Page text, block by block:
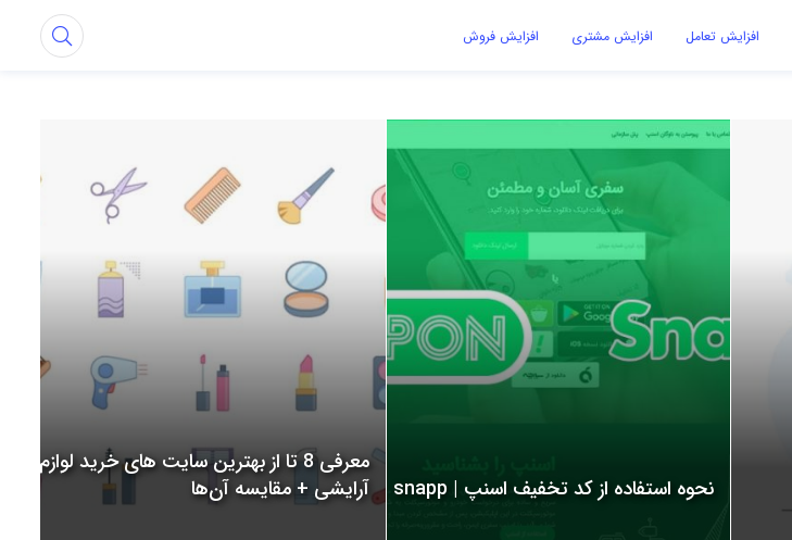
افزایش تعامل افزایش مشتری افزایش فروش
نحوه استفاده از کد تخفیف اسنپ | snapp
معرفی 8 تا از بهترین سایت های خرید لوازم
آرایشی + مقایسه آن‌ها